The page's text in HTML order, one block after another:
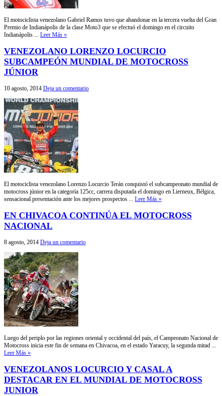
El motociclista venezolano Gabriel Ramos tuvo que abandonar en la tercera vuelta del Gran
Premio de Indianápolis de la clase Moto3 que se efectuó el domingo en el circuito
Indianápolis ... Leer Más »
VENEZOLANO LORENZO LOCURCIO
SUBCAMPEÓN MUNDIAL DE MOTOCROSS
JÚNIOR
10 agosto, 2014 Deja un comentario
El motociclista venezolano Lorenzo Locurcio Terán conquistó el subcampeonato mundial de
motocross júnior en la categoría 125cc, carrera disputada el domingo en Lierneux, Bélgica,
sensacional presentación ante los mejores prospectos ... Leer Más »
EN CHIVACOA CONTINÚA EL MOTOCROSS
NACIONAL
8 agosto, 2014 Deja un comentario
Luego del periplo por las regiones oriental y occidental del país, el Campeonato Nacional de
Motocross inicia este fin de semana en Chivacoa, en el estado Yaracuy, la segunda mitad ...
Leer Más »
VENEZOLANOS LOCURCIO Y CASAL A
DESTACAR EN EL MUNDIAL DE MOTOCROSS
JUNIOR